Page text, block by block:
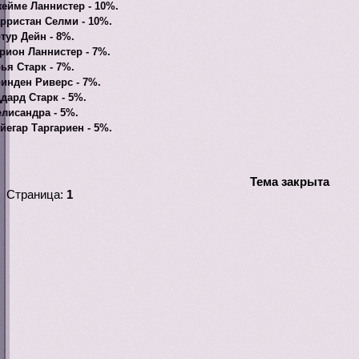
Ланнистер - 10%.
Селми - 10%.
Дейн - 8%.
Ланнистер - 7%.
Старк - 7%.
Риверс - 7%.
Старк - 5%.
- 5%.
Таргариен - 5%.
Тема закрыта
Страница: 1